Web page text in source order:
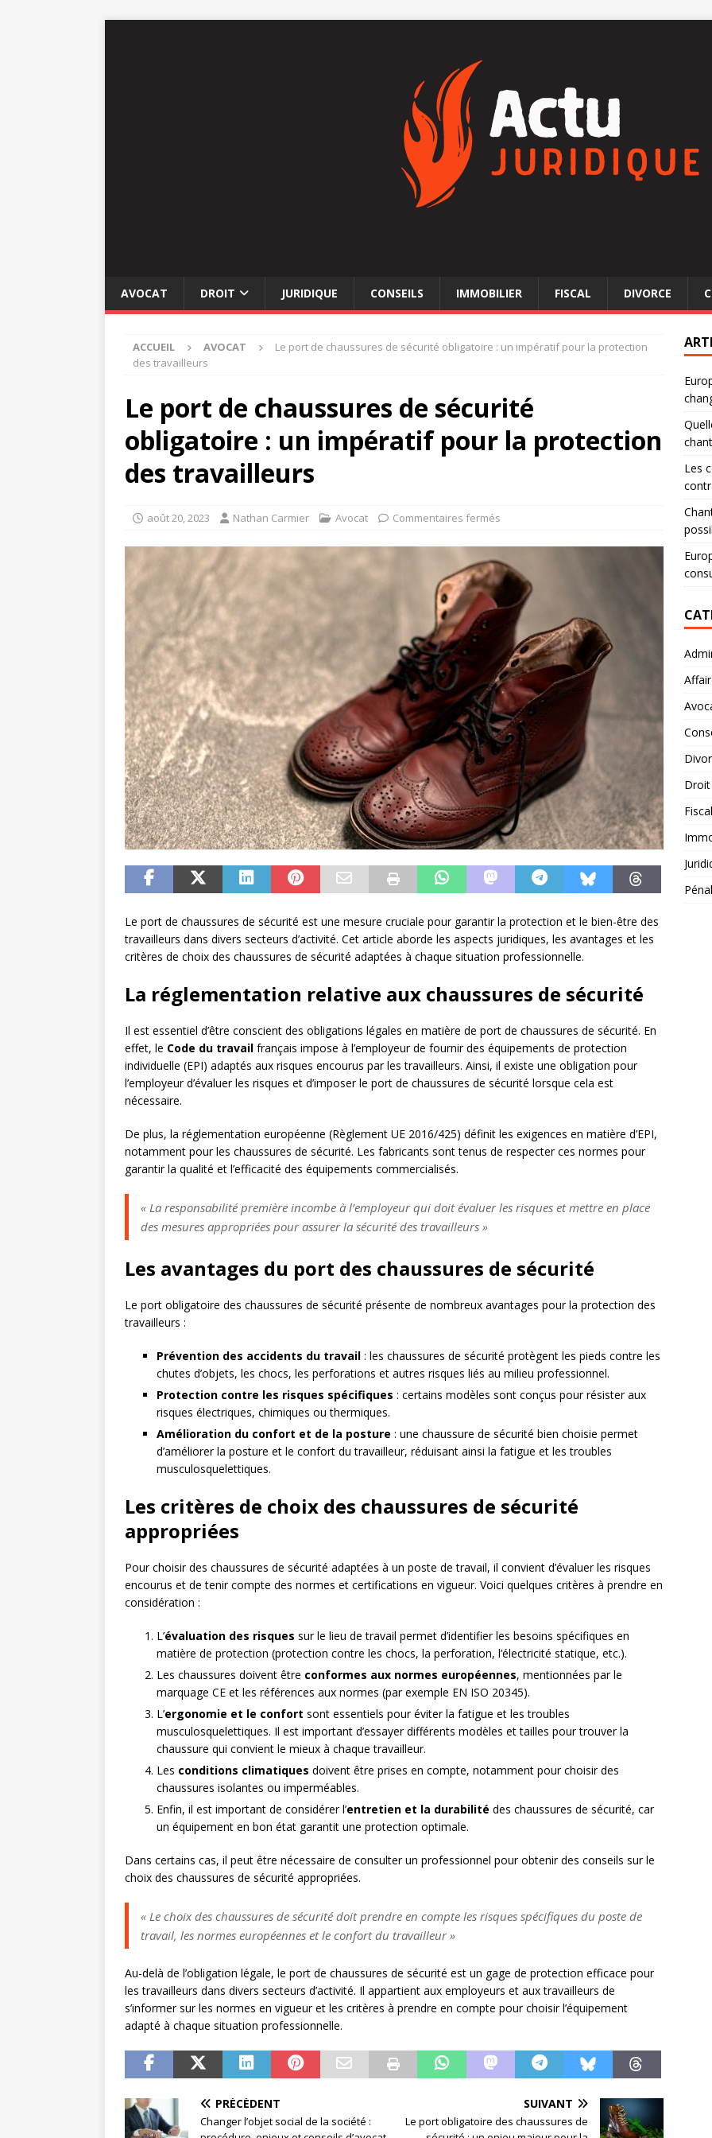
AVOCAT DROIT JURIDIQUE CONSEILS IMMOBILIER FISCAL DIVORCE
ACCUEIL AVOCAT
Le port de chaussures de sécurité obligatoire : un impératif pour la protection
des travailleurs
Le port de chaussures de sécurité
obligatoire : un impératif pour la protection
des travailleurs
août 20, 2023 Nathan Carmier Avocat Commentaires fermés
Le port de chaussures de sécurité est une mesure cruciale pour garantir la protection et le bien-être des
travailleurs dans divers secteurs d’activité. Cet article aborde les aspects juridiques, les avantages et les
critères de choix des chaussures de sécurité adaptées à chaque situation professionnelle.
La réglementation relative aux chaussures de sécurité
Il est essentiel d’être conscient des obligations légales en matière de port de chaussures de sécurité. En
effet, le Code du travail français impose à l’employeur de fournir des équipements de protection
individuelle (EPI) adaptés aux risques encourus par les travailleurs. Ainsi, il existe une obligation pour
l’employeur d’évaluer les risques et d’imposer le port de chaussures de sécurité lorsque cela est
nécessaire.
De plus, la réglementation européenne (Règlement UE 2016/425) définit les exigences en matière d’EPI,
notamment pour les chaussures de sécurité. Les fabricants sont tenus de respecter ces normes pour
garantir la qualité et l’efficacité des équipements commercialisés.
« La responsabilité première incombe à l’employeur qui doit évaluer les risques et mettre en place
des mesures appropriées pour assurer la sécurité des travailleurs »
Les avantages du port des chaussures de sécurité
Le port obligatoire des chaussures de sécurité présente de nombreux avantages pour la protection des
travailleurs :
Prévention des accidents du travail : les chaussures de sécurité protègent les pieds contre les
chutes d’objets, les chocs, les perforations et autres risques liés au milieu professionnel.
Protection contre les risques spécifiques : certains modèles sont conçus pour résister aux
risques électriques, chimiques ou thermiques.
Amélioration du confort et de la posture : une chaussure de sécurité bien choisie permet
d’améliorer la posture et le confort du travailleur, réduisant ainsi la fatigue et les troubles
musculosquelettiques.
Les critères de choix des chaussures de sécurité
appropriées
Pour choisir des chaussures de sécurité adaptées à un poste de travail, il convient d’évaluer les risques
encourus et de tenir compte des normes et certifications en vigueur. Voici quelques critères à prendre en
considération :
L’évaluation des risques sur le lieu de travail permet d’identifier les besoins spécifiques en
matière de protection (protection contre les chocs, la perforation, l’électricité statique, etc.).
Les chaussures doivent être conformes aux normes européennes, mentionnées par le
marquage CE et les références aux normes (par exemple EN ISO 20345).
L’ergonomie et le confort sont essentiels pour éviter la fatigue et les troubles
musculosquelettiques. Il est important d’essayer différents modèles et tailles pour trouver la
chaussure qui convient le mieux à chaque travailleur.
Les conditions climatiques doivent être prises en compte, notamment pour choisir des
chaussures isolantes ou imperméables.
Enfin, il est important de considérer l’entretien et la durabilité des chaussures de sécurité, car
un équipement en bon état garantit une protection optimale.
Dans certains cas, il peut être nécessaire de consulter un professionnel pour obtenir des conseils sur le
choix des chaussures de sécurité appropriées.
« Le choix des chaussures de sécurité doit prendre en compte les risques spécifiques du poste de
travail, les normes européennes et le confort du travailleur »
Au-delà de l’obligation légale, le port de chaussures de sécurité est un gage de protection efficace pour
les travailleurs dans divers secteurs d’activité. Il appartient aux employeurs et aux travailleurs de
s’informer sur les normes en vigueur et les critères à prendre en compte pour choisir l’équipement
adapté à chaque situation professionnelle.
PRÉCÉDENT
Changer l’objet social de la société :
SUIVANT
Le port obligatoire des chaussures de
Les
Droit
Fiscal
Pénal